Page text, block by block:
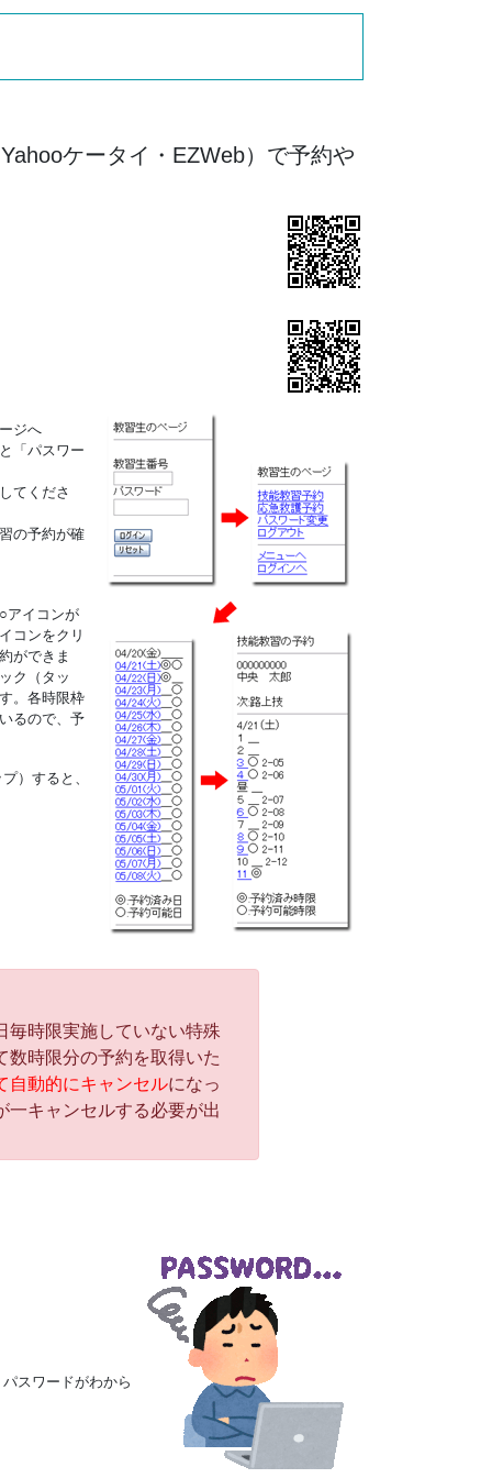
ケータイ・EZWeb）で予約や
ジへ
「パスワー
てくださ
の予約が確
アイコンが
コンをクリ
ができま
ク（タッ
。各時限枠
るので、予
）すると、
時限実施していない特殊
数時限分の予約を取得いた
自動的にキャンセルになっ
一キャンセルする必要が出
スワードがわから